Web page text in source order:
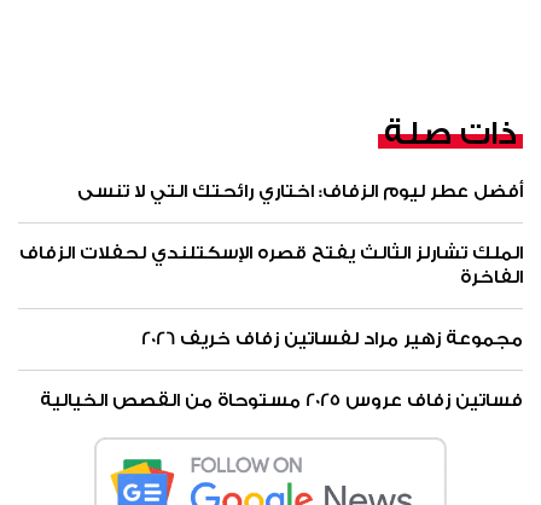
ذات صلة
أفضل عطر ليوم الزفاف: اختاري رائحتك التي لا تنسى
الملك تشارلز الثالث يفتح قصره الإسكتلندي لحفلات الزفاف
الفاخرة
مجموعة زهير مراد لفساتين زفاف خريف 2026
فساتين زفاف عروس 2025 مستوحاة من القصص الخيالية